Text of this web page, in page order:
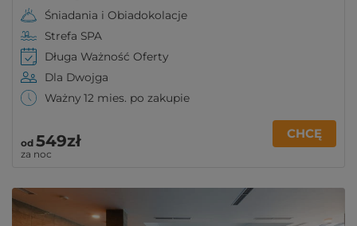
Śniadania i Obiadokolacje
Strefa SPA
Długa Ważność Oferty
Dla Dwojga
Ważny 12 mies. po zakupie
od 549zł
za noc
CHCĘ